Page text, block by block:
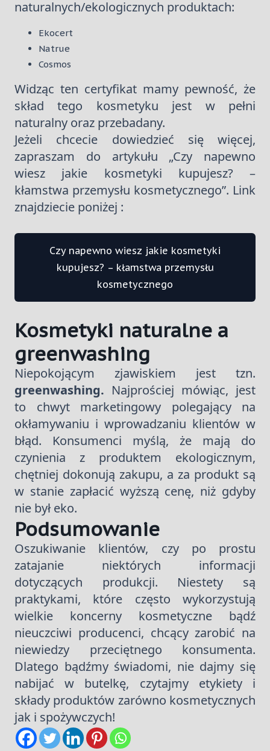
naturalnych/ekologicznych produktach:
Ekocert
Natrue
Cosmos
Widząc ten certyfikat mamy pewność, że
skład tego kosmetyku jest w pełni
naturalny oraz przebadany.
Jeżeli chcecie dowiedzieć się więcej,
zapraszam do artykułu „Czy napewno
wiesz jakie kosmetyki kupujesz? –
kłamstwa przemysłu kosmetycznego”. Link
znajdziecie poniżej :
Czy napewno wiesz jakie kosmetyki
kupujesz? – kłamstwa przemysłu
kosmetycznego
Kosmetyki naturalne a
greenwashing
Niepokojącym zjawiskiem jest tzn.
greenwashing. Najprościej mówiąc, jest
to chwyt marketingowy polegający na
okłamywaniu i wprowadzaniu klientów w
błąd. Konsumenci myślą, że mają do
czynienia z produktem ekologicznym,
chętniej dokonują zakupu, a za produkt są
w stanie zapłacić wyższą cenę, niż gdyby
nie był eko.
Podsumowanie
Oszukiwanie klientów, czy po prostu
zatajanie niektórych informacji
dotyczących produkcji. Niestety są
praktykami, które często wykorzystują
wielkie koncerny kosmetyczne bądź
nieuczciwi producenci, chcący zarobić na
niewiedzy przeciętnego konsumenta.
Dlatego bądźmy świadomi, nie dajmy się
nabijać w butelkę, czytajmy etykiety i
składy produktów zarówno kosmetycznych
jak i spożywczych!